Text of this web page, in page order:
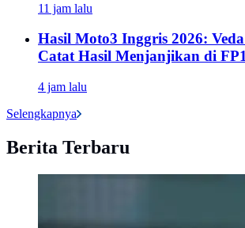
11 jam lalu
Hasil Moto3 Inggris 2026:
Catat Hasil Menjanjikan di
4 jam lalu
Selengkapnya
Berita Terbaru